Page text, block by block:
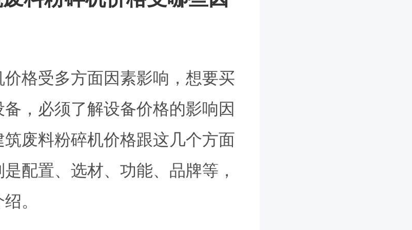
格受多方面因素影响，想要买
，必须了解设备价格的影响因
废料粉碎机价格跟这几个方面
配置、选材、功能、品牌等，
。